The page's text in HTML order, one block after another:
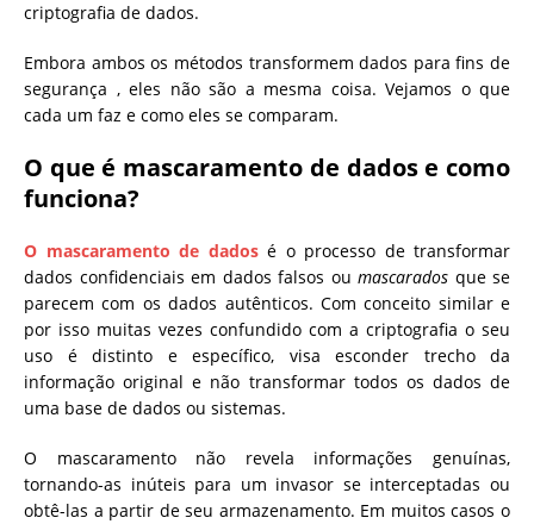
criptografia de dados.
Embora ambos os métodos transformem dados para fins de
segurança , eles não são a mesma coisa. Vejamos o que
cada um faz e como eles se comparam.
O que é mascaramento de dados e como
funciona?
O mascaramento de dadosé o processo de transformar
dados confidenciais em dados falsos ou mascarados que se
parecem com os dados autênticos. Com conceito similar e
por isso muitas vezes confundido com a criptografia o seu
uso é distinto e específico, visa esconder trecho da
informação original e não transformar todos os dados de
uma base de dados ou sistemas.
O mascaramento não revela informações genuínas,
tornando-as inúteis para um invasor se interceptadas ou
obtê-las a partir de seu armazenamento. Em muitos casos o